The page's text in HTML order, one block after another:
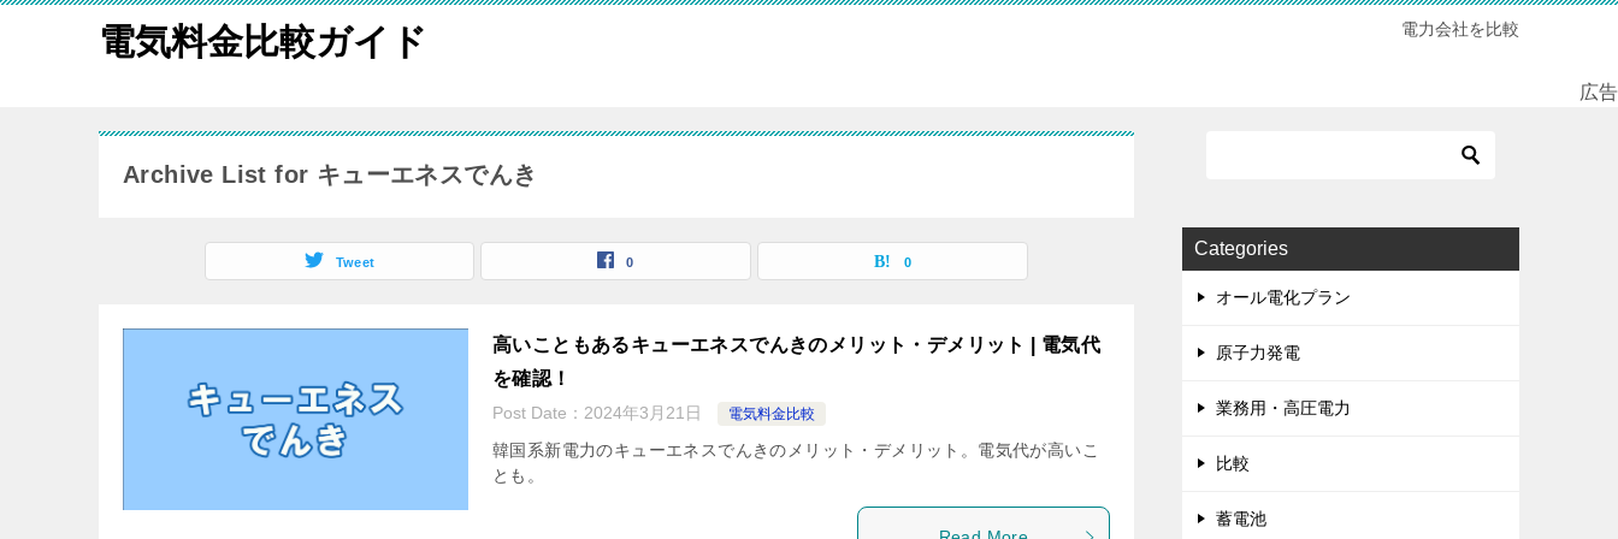
電気料金比較ガイド 電力会社を比較
広告
Archive List for キューエネスでんき
Tweet 0 0
高いこともあるキューエネスでんきのメリット・デメリット | 電気代
を確認！
Post Date： 2024年3月21日 電気料金比較
韓国系新電力のキューエネスでんきのメリット・デメリット。電気代が高いこ
とも。
Categories
オール電化プラン
原子力発電
業務用・高圧電力
比較
蓄電池